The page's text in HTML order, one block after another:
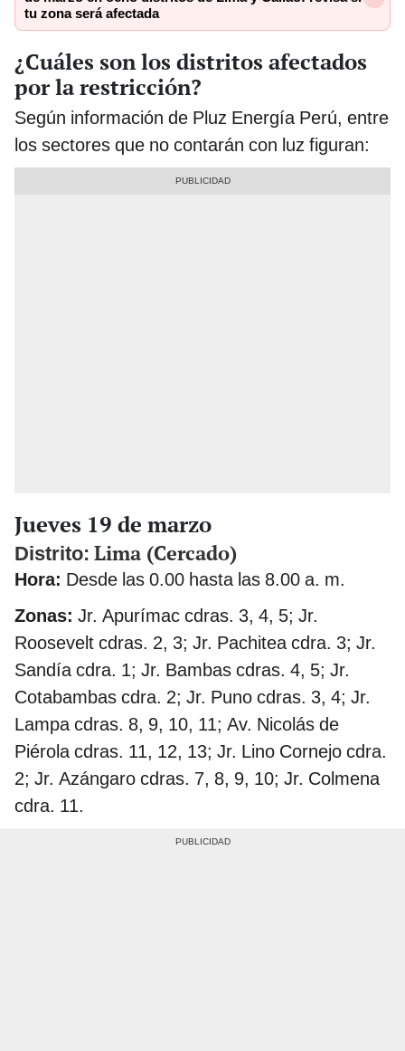
tu zona será afectada
¿Cuáles son los distritos afectados
por la restricción?
Según información de Pluz Energía Perú, entre
los sectores que no contarán con luz figuran:
Jueves 19 de marzo
Distrito: Lima (Cercado)
Hora: Desde las 0.00 hasta las 8.00 a. m.
Zonas: Jr. Apurímac cdras. 3, 4, 5; Jr.
Roosevelt cdras. 2, 3; Jr. Pachitea cdra. 3; Jr.
Sandía cdra. 1; Jr. Bambas cdras. 4, 5; Jr.
Cotabambas cdra. 2; Jr. Puno cdras. 3, 4; Jr.
Lampa cdras. 8, 9, 10, 11; Av. Nicolás de
Piérola cdras. 11, 12, 13; Jr. Lino Cornejo cdra.
2; Jr. Azángaro cdras. 7, 8, 9, 10; Jr. Colmena
cdra. 11.